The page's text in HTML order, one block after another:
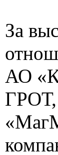
За
АО